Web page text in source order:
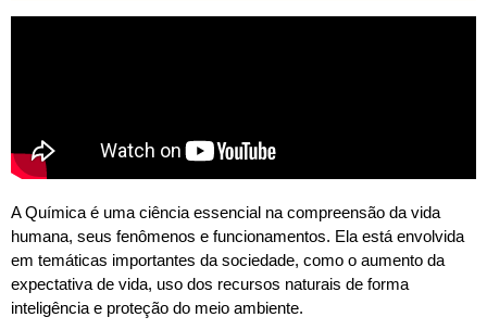
A Química é uma ciência essencial na compreensão da vida
humana, seus fenômenos e funcionamentos. Ela está envolvida
em temáticas importantes da sociedade, como o aumento da
expectativa de vida, uso dos recursos naturais de forma
inteligência e proteção do meio ambiente.